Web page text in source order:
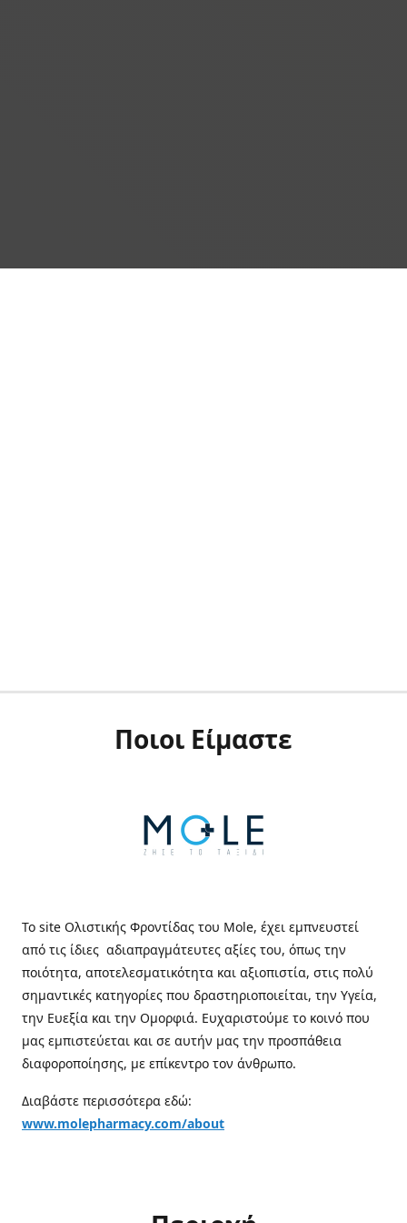
Ποιοι Είμαστε
Το site Ολιστικής Φροντίδας του Mole, έχει εμπνευστεί
από τις ίδιες αδιαπραγμάτευτες αξίες του, όπως την
ποιότητα, αποτελεσματικότητα και αξιοπιστία, στις πολύ
σημαντικές κατηγορίες που δραστηριοποιείται, την Υγεία,
την Ευεξία και την Ομορφιά. Ευχαριστούμε το κοινό που
μας εμπιστεύεται και σε αυτήν μας την προσπάθεια
διαφοροποίησης, με επίκεντρο τον άνθρωπο.
Διαβάστε περισσότερα εδώ:
www.molepharmacy.com/about